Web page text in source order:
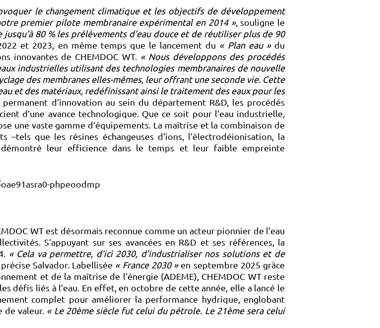
le changement climatique et les objectifs de développement
premier pilote membranaire expérimental en 2014 », souligne le
80 % les prélèvements d’eau douce et de réutiliser plus de 90
et 2023, en même temps que le lancement du « Plan eau »du
innovantes de CHEMDOC WT. « Nous développons des procédés
industrielles utilisant des technologies membranaires de nouvelle
des membranes elles-mêmes, leur offrant une seconde vie. Cette
et des matériaux, redéfinissant ainsi le traitement des eaux pour les
d’innovation au sein du département R&D, les procédés
d’une avance technologique. Que ce soit pour l’eau industrielle,
une vaste gamme d’équipements. La maîtrise et la combinaison de
–tels que les résines échangeuses d’ions, l’électrodéionisation, la
leur efficience dans le temps et leur faible empreinte
WT est désormais reconnue comme un acteur pionnier de l’eau
S’appuyant sur ses avancées en R&D et ses références, la
« Cela va permettre, d’ici 2030, d’industrialiser nos solutions et de
Salvador. Labellisée « France 2030 »en septembre 2025 grâce
et de la maîtrise de l’énergie (ADEME), CHEMDOC WT reste
défis liés à l’eau. En effet, en octobre de cette année, elle a lancé le
complet pour améliorer la performance hydrique, englobant
de valeur. « Le 20ème siècle fut celui du pétrole. Le 21ème sera celui